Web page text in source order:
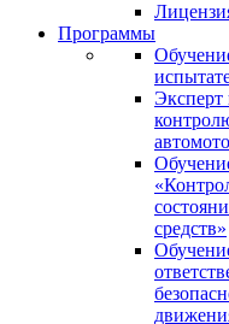
Программы
Эксперт
средств»